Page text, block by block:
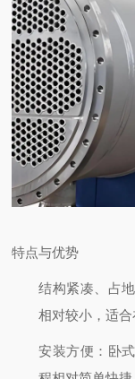
特点与优势
结构紧凑、占
相对较小，适合
安装方便 ：卧